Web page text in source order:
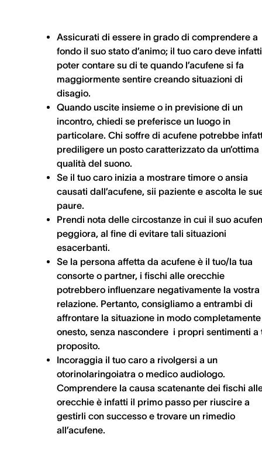
Assicurati di essere in grado di comprendere a
fondo il suo stato d’animo; il tuo caro deve infatti
poter contare su di te quando l’acufene si fa
maggiormente sentire creando situazioni di
disagio.
Quando uscite insieme o in previsione di un
incontro, chiedi se preferisce un luogo in
particolare. Chi soffre di acufene potrebbe
prediligere un posto caratterizzato da un’ottima
qualità del suono.
Se il tuo caro inizia a mostrare timore o ansia
causati dall’acufene, sii paziente e ascolta le
paure.
Prendi nota delle circostanze in cui il suo
peggiora, al fine di evitare tali situazioni
esacerbanti.
Se la persona affetta da acufene è il tuo/la tua
consorte o partner, i fischi alle orecchie
potrebbero influenzare negativamente la vostra
relazione. Pertanto, consigliamo a entrambi di
affrontare la situazione in modo completamente
onesto, senza nascondere i propri sentimenti a
proposito.
Incoraggia il tuo caro a rivolgersi a un
otorinolaringoiatra o medico audiologo.
Comprendere la causa scatenante dei fischi
orecchie è infatti il primo passo per riuscire a
gestirli con successo e trovare un rimedio
all’acufene.